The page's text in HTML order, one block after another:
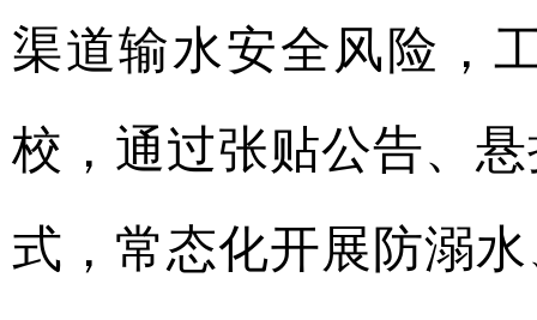
渠道输水安全风险，
校，通过张贴公告、
式，常态化开展防溺